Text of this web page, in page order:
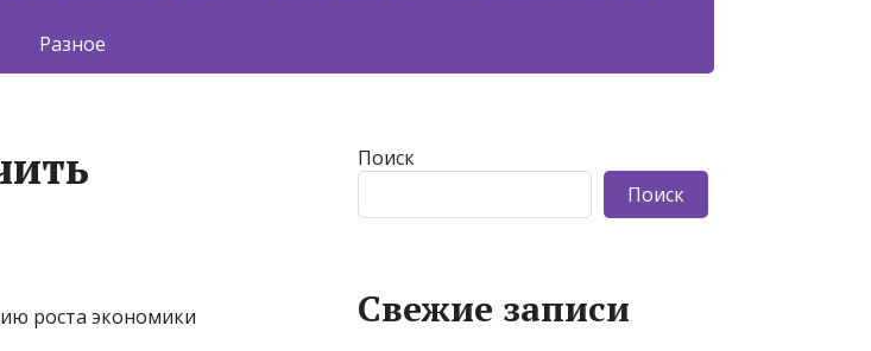
Разное
роста экономики
Поиск
Поиск
Свежие записи